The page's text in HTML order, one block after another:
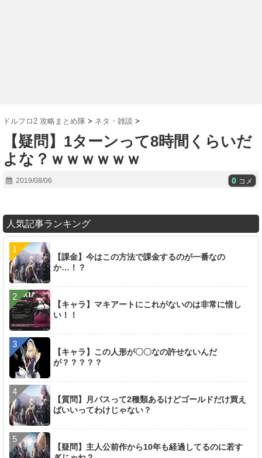
ドルフロ2 攻略まとめ隊 > ネタ・雑談 >
【疑問】1ターンって8時間くらいだ
よな？ｗｗｗｗｗｗ
2019/08/06 0 コメ
人気記事ランキング
【課金】今はこの方法で課金するのが一番なの
か…！？
【キャラ】マキアートにこれがないのは非常に惜し
い！！
【キャラ】この人形が〇〇なの許せないんだ
が？？？？？
【質問】月パスって2種類あるけどゴールドだけ買え
ばいいってわけじゃない？
【疑問】主人公前作から10年も経過してるのに若す